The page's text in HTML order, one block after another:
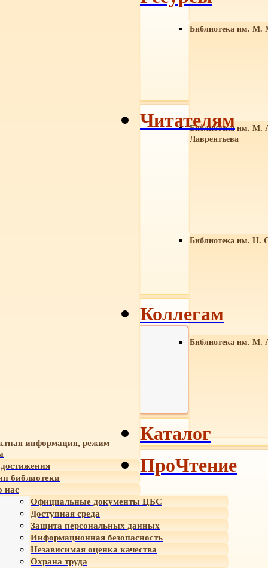
Библиотека им. М.
Библиотека им. М.
Лаврентьева
Библиотека им. Н.
Библиотека им. М.
информация, режим
библиотеки
нас
Официальные документы ЦБС
Доступная среда
Защита персональных данных
Информационная безопасность
Независимая оценка качества
Охрана труда
Читателям
Коллегам
Каталог
ПроЧтение